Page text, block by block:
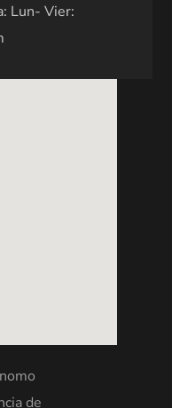
Lun- Vier:
de